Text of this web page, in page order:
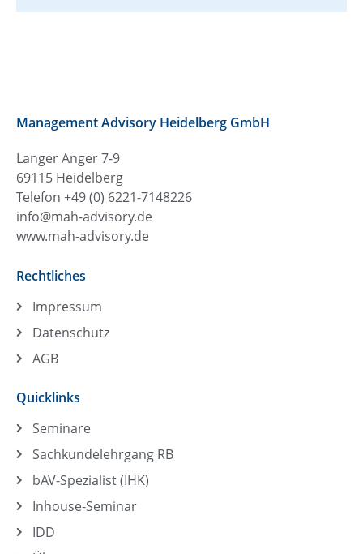
Management Advisory Heidelberg GmbH
Langer Anger 7-9
69115 Heidelberg
Telefon +49 (0) 6221-7148226
info@mah-advisory.de
www.mah-advisory.de
Rechtliches
Impressum
Datenschutz
AGB
Quicklinks
Seminare
Sachkundelehrgang RB
bAV-Spezialist (IHK)
Inhouse-Seminar
IDD